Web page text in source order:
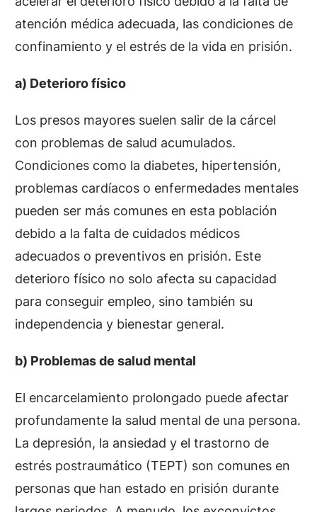
atención médica adecuada, las condiciones de
confinamiento y el estrés de la vida en prisión.
a) Deterioro físico
Los presos mayores suelen salir de la cárcel
con problemas de salud acumulados.
Condiciones como la diabetes, hipertensión,
problemas cardíacos o enfermedades mentales
pueden ser más comunes en esta población
debido a la falta de cuidados médicos
adecuados o preventivos en prisión. Este
deterioro físico no solo afecta su capacidad
para conseguir empleo, sino también su
independencia y bienestar general.
b) Problemas de salud mental
El encarcelamiento prolongado puede afectar
profundamente la salud mental de una persona.
La depresión, la ansiedad y el trastorno de
estrés postraumático (TEPT) son comunes en
personas que han estado en prisión durante